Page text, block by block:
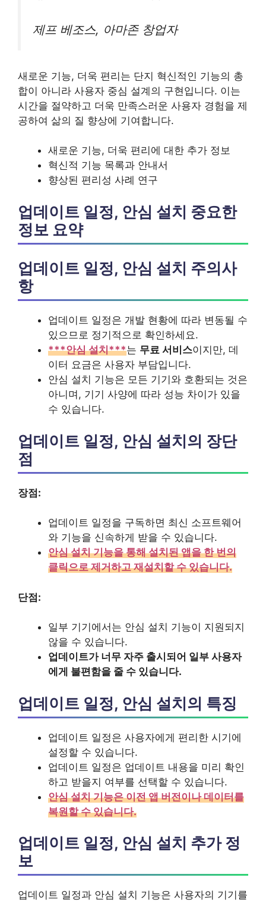
제프 베조스, 아마존 창업자
새로운 기능, 더욱 편리는 단지 혁신적인 기능의 총
합이 아니라 사용자 중심 설계의 구현입니다. 이는
시간을 절약하고 더욱 만족스러운 사용자 경험을 제
공하여 삶의 질 향상에 기여합니다.
새로운 기능, 더욱 편리에 대한 추가 정보
혁신적 기능 목록과 안내서
향상된 편리성 사례 연구
업데이트 일정, 안심 설치 중요한
정보 요약
업데이트 일정, 안심 설치 주의사
항
업데이트 일정은 개발 현황에 따라 변동될 수
있으므로 정기적으로 확인하세요.
***안심 설치***는 무료 서비스이지만, 데
이터 요금은 사용자 부담입니다.
안심 설치 기능은 모든 기기와 호환되는 것은
아니며, 기기 사양에 따라 성능 차이가 있을
수 있습니다.
업데이트 일정, 안심 설치의 장단
점
장점:
업데이트 일정을 구독하면 최신 소프트웨어
와 기능을 신속하게 받을 수 있습니다.
안심 설치 기능을 통해 설치된 앱을 한 번의
클릭으로 제거하고 재설치할 수 있습니다.
단점:
일부 기기에서는 안심 설치 기능이 지원되지
않을 수 있습니다.
업데이트가 너무 자주 출시되어 일부 사용자
에게 불편함을 줄 수 있습니다.
업데이트 일정, 안심 설치의 특징
업데이트 일정은 사용자에게 편리한 시기에
설정할 수 있습니다.
업데이트 일정은 업데이트 내용을 미리 확인
하고 받을지 여부를 선택할 수 있습니다.
안심 설치 기능은 이전 앱 버전이나 데이터를
복원할 수 있습니다.
업데이트 일정, 안심 설치 추가 정
보
업데이트 일정과 안심 설치 기능은 사용자의 기기를